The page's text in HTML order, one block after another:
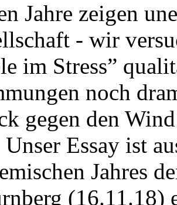
Jahre zeigen
- wir
im Stress”
noch
gegen den
Unser Essay ist
Jahres
(16.11.18)